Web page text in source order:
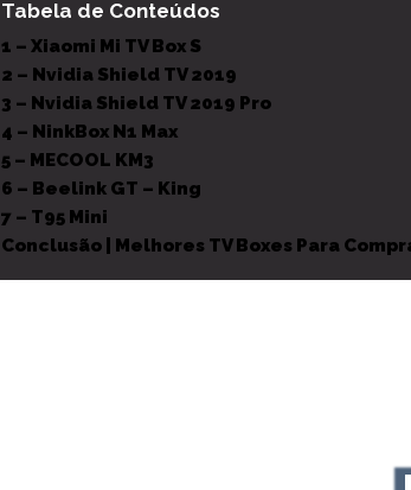
Tabela de Conteúdos
1 – Xiaomi Mi TV Box S
2 – Nvidia Shield TV 2019
3 – Nvidia Shield TV 2019 Pro
4 – NinkBox N1 Max
5 – MECOOL KM3
6 – Beelink GT – King
7 – T95 Mini
Conclusão | Melhores TV Boxes Para